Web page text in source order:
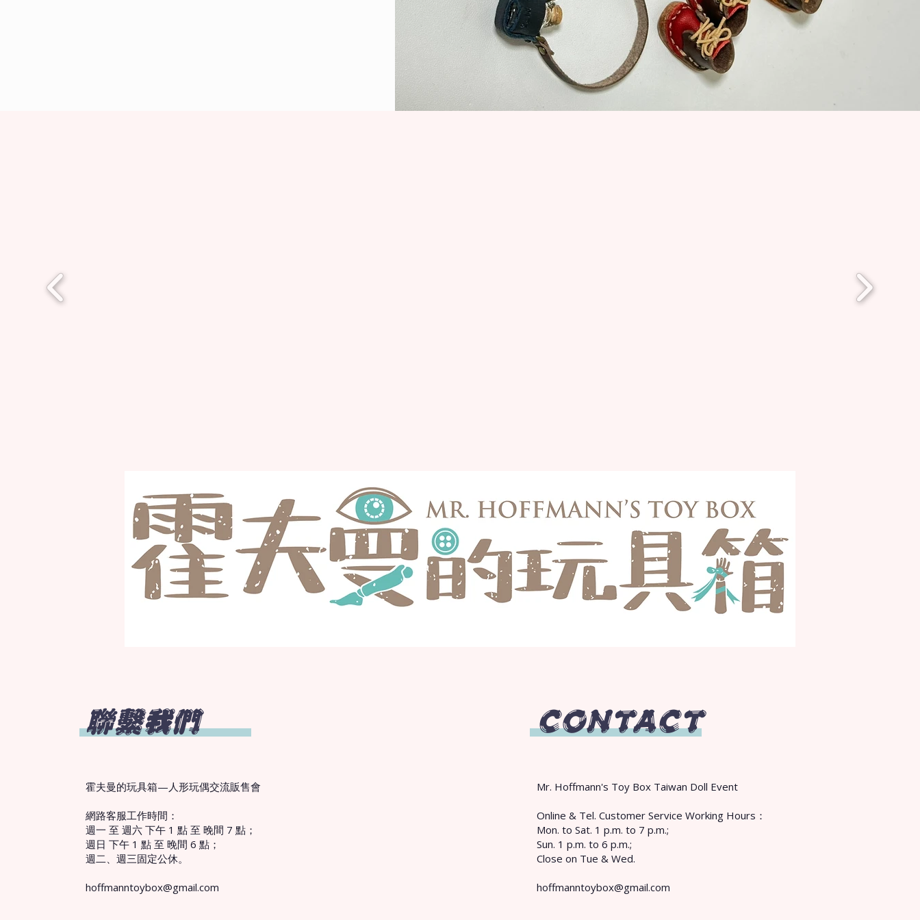
聯繫我們
霍夫曼的玩具箱—人形玩偶交流販售會
網路客服工作時間：
週一 至 週六 下午 1 點 至 晚間 7 點；
週日 下午 1 點 至 晚間 6 點；
週二、週三固定公休。
hoffmanntoybox@gmail.com
CONTACT
Mr. Hoffmann's Toy Box Taiwan Doll Event
​Online & Tel. Customer Service Working Hours：
Mon. to Sat. 1 p.m. to 7 p.m.;
Sun. 1 p.m. to 6 p.m.;
Close on Tue & Wed.
hoffmanntoybox@gmail.com